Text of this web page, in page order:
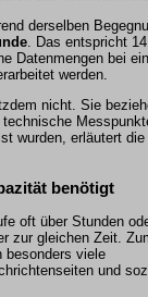
derselben
. Das entspricht
Datenmengen bei
werden.
nicht. Sie
wurden, erläutert die
benötigt
oft über Stunden
zur gleichen Zeit.
besonders viele
und